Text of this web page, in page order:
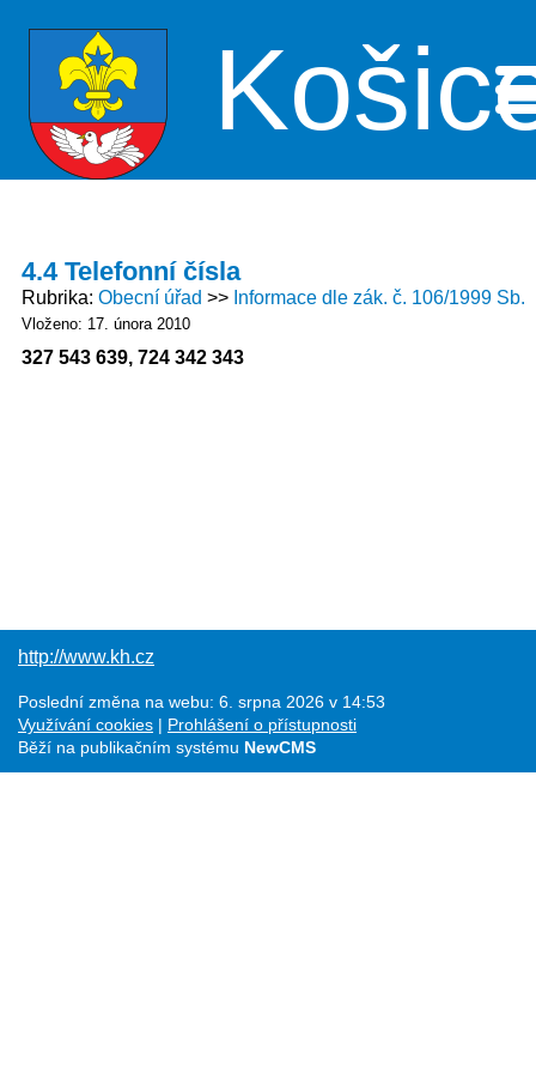
4.4 Telefonní čísla
Rubrika Obecní úřad Informace dle zák. č. 106/1999 Sb.
Vloženo: 17. února 2010
327 543 639, 724 342 343
http://www.kh.cz
Poslední změna na webu: 6. srpna 2026 v 14:53
Využívání cookies
Prohlášení o přístupnosti
Běží na publikačním systému NewCMS